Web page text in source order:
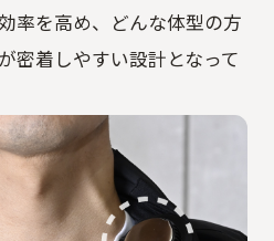
率を高め、どんな体型の方
密着しやすい設計となって